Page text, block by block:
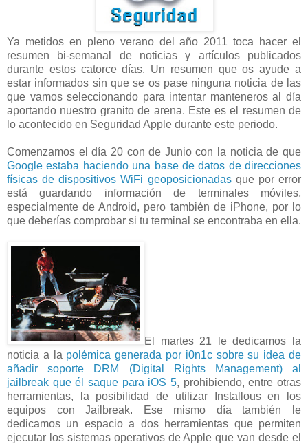
Ya metidos en pleno verano del año 2011 toca hacer el
resumen bi-semanal de noticias y artículos publicados
durante estos catorce días. Un resumen que os ayude a
estar informados sin que se os pase ninguna noticia de las
que vamos seleccionando para intentar manteneros al día
aportando nuestro granito de arena. Este es el resumen de
lo acontecido en Seguridad Apple durante este periodo.
Comenzamos el día 20 con de Junio con la noticia de que
Google estaba haciendo una base de datos de direcciones
físicas de dispositivos WiFi geoposicionadasque por error
está guardando información de terminales móviles,
especialmente de Android, pero también de iPhone, por lo
que deberías comprobar si tu terminal se encontraba en ella.
El martes 21 le dedicamos la
noticia a la polémica generada por i0n1c sobre su idea de
añadir soporte DRM (Digital Rights Management) al
jailbreak que él saque para iOS 5, prohibiendo, entre otras
herramientas, la posibilidad de utilizar Installous en los
equipos con Jailbreak. Ese mismo día también le
dedicamos un espacio a dos herramientas que permiten
ejecutar los sistemas operativos de Apple que van desde el